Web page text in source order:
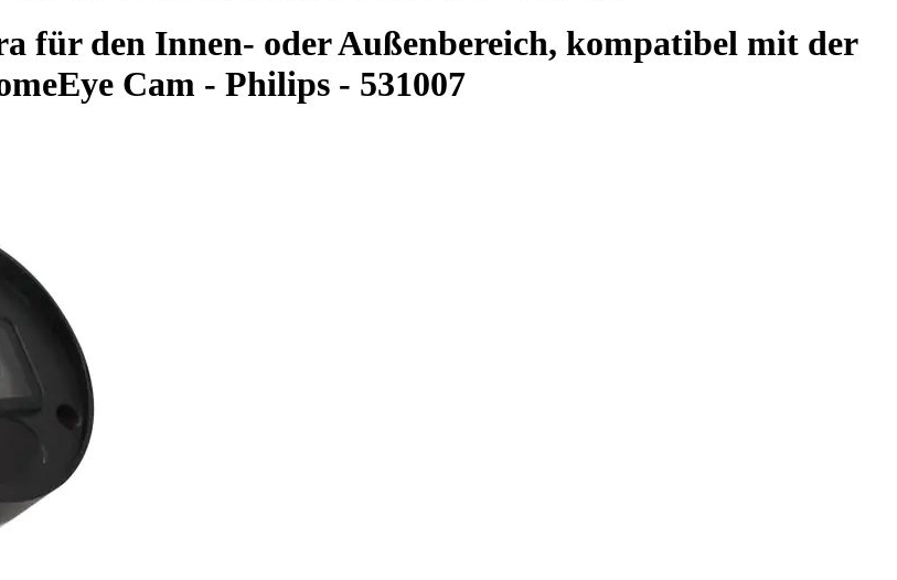
für den Innen- oder Außenbereich, kompatibel mit der
Cam - Philips - 531007